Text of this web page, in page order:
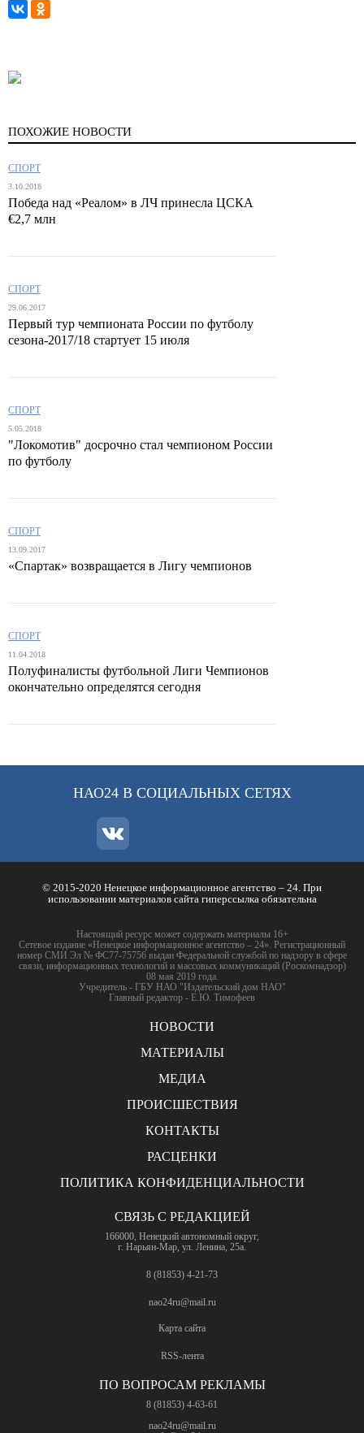
ПОХОЖИЕ НОВОСТИ
СПОРТ
3.10.2018
Победа над «Реалом» в ЛЧ принесла ЦСКА
€2,7 млн
СПОРТ
29.06.2017
Первый тур чемпионата России по футболу
сезона-2017/18 стартует 15 июля
СПОРТ
5.05.2018
"Локомотив" досрочно стал чемпионом России
по футболу
СПОРТ
13.09.2017
«Спартак» возвращается в Лигу чемпионов
СПОРТ
11.04.2018
Полуфиналисты футбольной Лиги Чемпионов
окончательно определятся сегодня
НАО24 В СОЦИАЛЬНЫХ СЕТЯХ
© 2015-2020 Ненецкое информационное агентство – 24. При
использовании материалов сайта гиперссылка обязательна
Настоящий ресурс может содержать материалы 16+
Сетевое издание «Ненецкое информационное агентство – 24». Регистрационный
номер СМИ Эл № ФС77-75756 выдан Федеральной службой по надзору в сфере
связи, информационных технологий и массовых коммуникаций (Роскомнадзор)
08 мая 2019 года.
Учредитель - ГБУ НАО "Издательский дом НАО"
Главный редактор - Е.Ю. Тимофеев
НОВОСТИ
МАТЕРИАЛЫ
МЕДИА
ПРОИСШЕСТВИЯ
КОНТАКТЫ
РАСЦЕНКИ
ПОЛИТИКА КОНФИДЕНЦИАЛЬНОСТИ
СВЯЗЬ С РЕДАКЦИЕЙ
166000, Ненецкий автономный округ,
г. Нарьян-Мар, ул. Ленина, 25а.
8 (81853) 4-21-73
nao24ru@mail.ru
Карта сайта
RSS-лента
ПО ВОПРОСАМ РЕКЛАМЫ
8 (81853) 4-63-61
nao24ru@mail.ru